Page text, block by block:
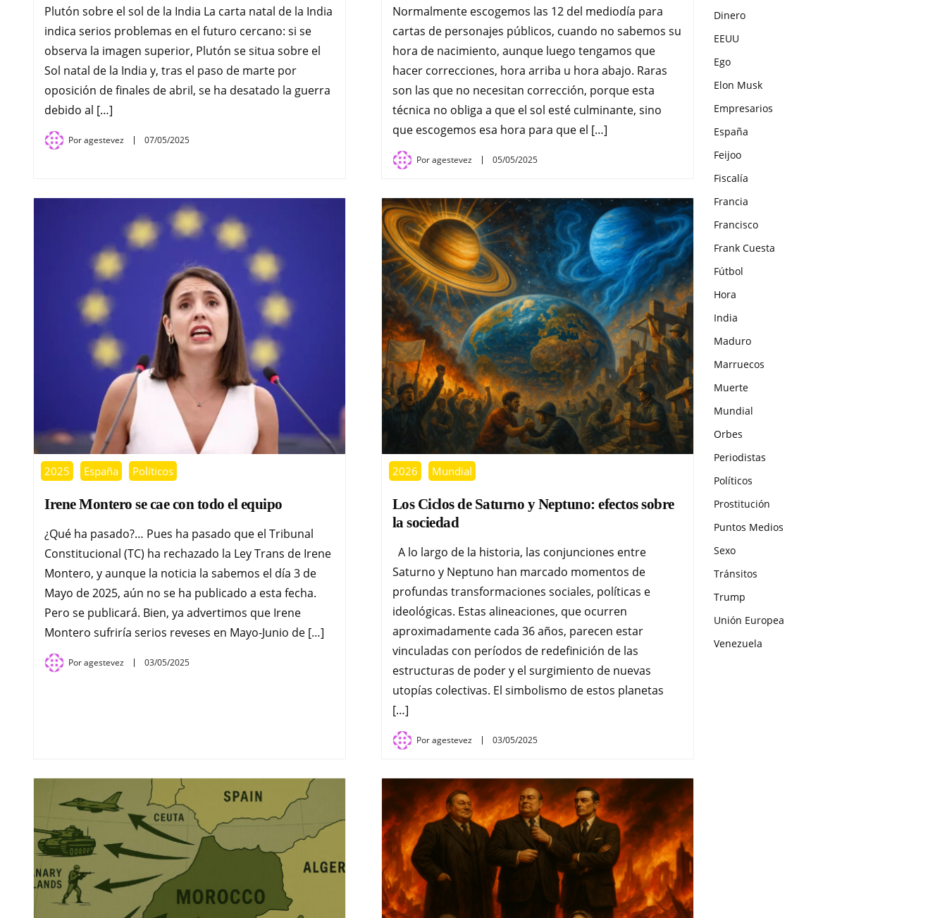
Plutón sobre el sol de la India La carta natal de la India
indica serios problemas en el futuro cercano: si se
observa la imagen superior, Plutón se situa sobre el
Sol natal de la India y, tras el paso de marte por
oposición de finales de abril, se ha desatado la guerra
debido al […]
Poragestevez 07/05/2025
Normalmente escogemos las 12 del mediodía para
cartas de personajes públicos, cuando no sabemos su
hora de nacimiento, aunque luego tengamos que
hacer correcciones, hora arriba u hora abajo. Raras
son las que no necesitan corrección, porque esta
técnica no obliga a que el sol esté culminante, sino
que escogemos esa hora para que el […]
Poragestevez 05/05/2025
2025 España Políticos
Irene Montero se cae con todo el equipo
¿Qué ha pasado?… Pues ha pasado que el Tribunal
Constitucional (TC) ha rechazado la Ley Trans de Irene
Montero, y aunque la noticia la sabemos el día 3 de
Mayo de 2025, aún no se ha publicado a esta fecha.
Pero se publicará. Bien, ya advertimos que Irene
Montero sufriría serios reveses en Mayo-Junio de […]
Poragestevez 03/05/2025
2026 Mundial
Los Ciclos de Saturno y Neptuno: efectos sobre
la sociedad
A lo largo de la historia, las conjunciones entre
Saturno y Neptuno han marcado momentos de
profundas transformaciones sociales, políticas e
ideológicas. Estas alineaciones, que ocurren
aproximadamente cada 36 años, parecen estar
vinculadas con períodos de redefinición de las
estructuras de poder y el surgimiento de nuevas
utopías colectivas. El simbolismo de estos planetas
[…]
Poragestevez 03/05/2025
Dinero
EEUU
Ego
Elon Musk
Empresarios
España
Feijoo
Fiscalía
Francia
Francisco
Frank Cuesta
Fútbol
Hora
India
Maduro
Marruecos
Muerte
Mundial
Orbes
Periodistas
Políticos
Prostitución
Puntos Medios
Sexo
Tránsitos
Trump
Unión Europea
Venezuela